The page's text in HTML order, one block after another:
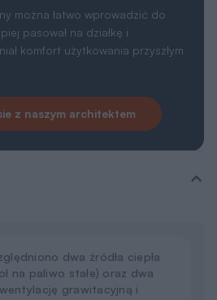
można łatwo wprowadzić do
pasował na działkę i
komfort użytkowania przyszłym
z naszym architektem
dwa źródła ciepła
na paliwo stałe) oraz dwa
grawitacyjną i